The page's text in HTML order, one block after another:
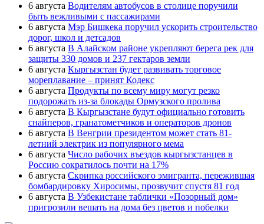
6 августа Водителям автобусов в столице поручили
быть вежливыми с пассажирами
6 августа Мэр Бишкека поручил ускорить строительство
дорог, школ и детсадов
6 августа В Алайском районе укрепляют берега рек для
защиты 330 домов и 237 гектаров земли
6 августа Кыргызстан будет развивать торговое
мореплавание – принят Кодекс
6 августа Продукты по всему миру могут резко
подорожать из-за блокады Ормузского пролива
6 августа В Кыргызстане будут официально готовить
снайперов, гранатометчиков и операторов дронов
6 августа В Венгрии президентом может стать 81-
летний электрик из популярного мема
6 августа Число рабочих въездов кыргызстанцев в
Россию сократилось почти на 17%
6 августа Скрипка российского эмигранта, пережившая
бомбардировку Хиросимы, прозвучит спустя 81 год
6 августа В Узбекистане таблички «Позорный дом»
пригрозили вешать на дома без цветов и побелки